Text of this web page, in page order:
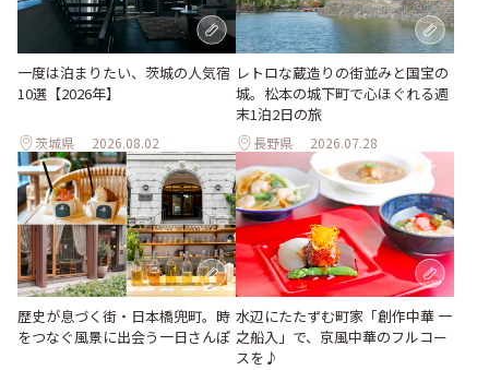
一度は泊まりたい、茨城の人気宿
10選【2026年】
茨城県 2026.08.02
レトロな蔵造りの街並みと国宝の
城。松本の城下町で心ほぐれる週
末1泊2日の旅
長野県 2026.07.28
歴史が息づく街・日本橋兜町。時
をつなぐ風景に出会う一日さんぽ
水辺にたたずむ町家「創作中華 一
之船入」で、京風中華のフルコー
スを♪